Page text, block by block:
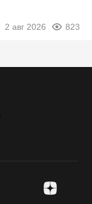
2 авг 2026 823